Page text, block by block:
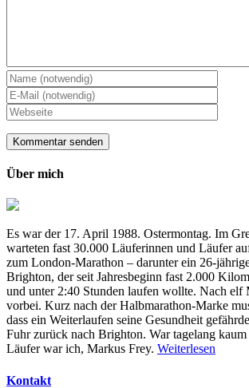
Über mich
Es war der 17. April 1988. Ostermontag. Im
warteten fast 30.000 Läuferinnen und Läufer
zum London-Marathon – darunter ein 26-
Brighton, der seit Jahresbeginn fast 2.000
und unter 2:40 Stunden laufen wollte. Nach elf
vorbei. Kurz nach der Halbmarathon-Marke
dass ein Weiterlaufen seine Gesundheit
Fuhr zurück nach Brighton. War tagelang kaum
Läufer war ich, Markus Frey. Weiterlesen
Kontakt